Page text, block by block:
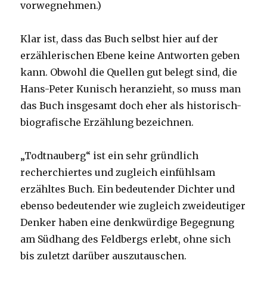
vorwegnehmen.)
Klar ist, dass das Buch selbst hier auf der
erzählerischen Ebene keine Antworten geben
kann. Obwohl die Quellen gut belegt sind, die
Hans-Peter Kunisch heranzieht, so muss man
das Buch insgesamt doch eher als historisch-
biografische Erzählung bezeichnen.
„Todtnauberg“ ist ein sehr gründlich
recherchiertes und zugleich einfühlsam
erzähltes Buch. Ein bedeutender Dichter und
ebenso bedeutender wie zugleich zweideutiger
Denker haben eine denkwürdige Begegnung
am Südhang des Feldbergs erlebt, ohne sich
bis zuletzt darüber auszutauschen.